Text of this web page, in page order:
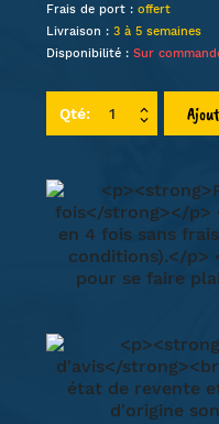
Frais de port : offert
Livraison : 3 à 5 semaines
Disponibilité : Sur
Qté: